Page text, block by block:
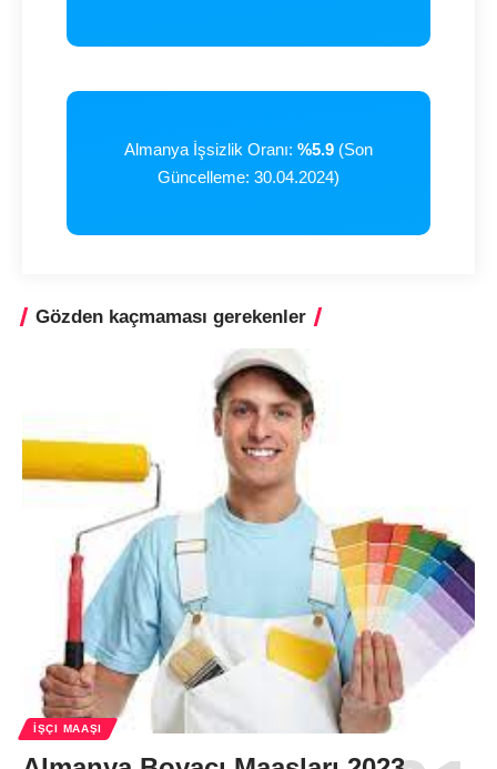
Almanya İşsizlik Oranı: %5.9 (Son
Güncelleme: 30.04.2024)
Gözden kaçmaması gerekenler
İŞÇI MAAŞI